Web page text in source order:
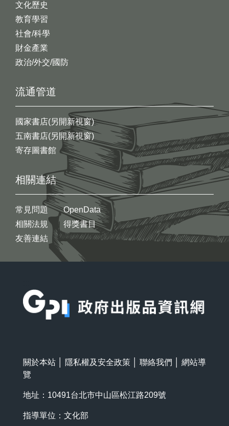
文化歷史
教育學習
社會/科學
財金產業
政治/外交/國防
流通管道
國家書店(另開新視窗)
五南書店(另開新視窗)
寄存圖書館
相關連結
常見問題
相關法規
友善連結
OpenData
得獎書目
關於本站 隱私權及安全政策 聯絡我們
網站導
覽
地址：10491台北市中山區松江路209號
指導單位：文化部